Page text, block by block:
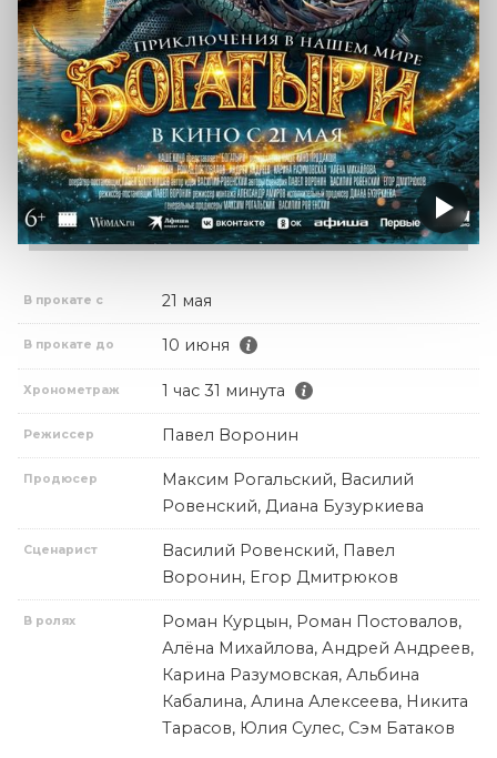
В прокате с 21 мая
В прокате до 10 июня
Хронометраж 1 час 31 минута
Режиссер Павел Воронин
Продюсер
Максим Рогальский, Василий
Ровенский, Диана Бузуркиева
Сценарист
Василий Ровенский, Павел
Воронин, Егор Дмитрюков
В ролях
Роман Курцын, Роман Постовалов,
Алёна Михайлова, Андрей Андреев,
Карина Разумовская, Альбина
Кабалина, Алина Алексеева, Никита
Тарасов, Юлия Сулес, Сэм Батаков